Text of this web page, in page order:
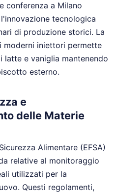
conferenza a Milano
tecnologica
di produzione storici. La
moderni iniettori permette
latte e vaniglia mantenendo
esterno.
e
delle Materie
Alimentare (EFSA)
relative al monitoraggio
utilizzati per la
Questi regolamenti,